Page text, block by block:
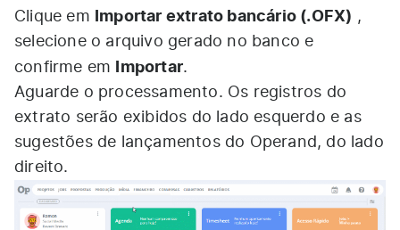
Clique em Importar extrato bancário (.OFX) ,
selecione o arquivo gerado no banco e
confirme em Importar.
Aguarde o processamento. Os registros do
extrato serão exibidos do lado esquerdo e as
sugestões de lançamentos do Operand, do lado
direito.